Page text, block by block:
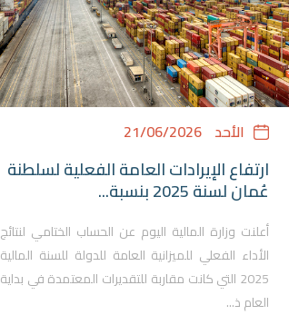
الأحد 21/06/2026
ارتفاع الإيرادات العامة الفعلية لسلطنة
عُمان لسنة 2025 بنسبة...
أعلنت وزارة المالية اليوم عن الحساب الختامي لنتائج
الأداء الفعلي للميزانية العامة للدولة للسنة المالية
2025 التي كانت مقاربة للتقديرات المعتمدة في بداية
العام ذ...